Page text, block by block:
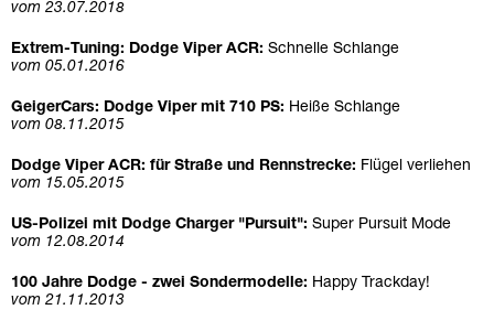
vom 23.07.2018
Extrem-Tuning: Dodge Viper ACR: Schnelle Schlange
vom 05.01.2016
GeigerCars: Dodge Viper mit 710 PS: Heiße Schlange
vom 08.11.2015
Dodge Viper ACR: für Straße und Rennstrecke: Flügel verliehen
vom 15.05.2015
US-Polizei mit Dodge Charger "Pursuit": Super Pursuit Mode
vom 12.08.2014
100 Jahre Dodge - zwei Sondermodelle: Happy Trackday!
vom 21.11.2013